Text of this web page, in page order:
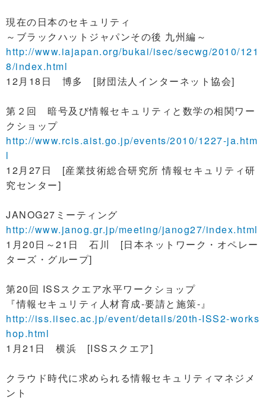
現在の日本のセキュリティ
～ブラックハットジャパンその後 九州編～
http://www.iajapan.org/bukai/isec/secwg/2010/121
8/index.html
12月18日 博多 [財団法人インターネット協会]
第２回 暗号及び情報セキュリティと数学の相関ワー
クショップ
http://www.rcis.aist.go.jp/events/2010/1227-ja.htm
l
12月27日 [産業技術総合研究所 情報セキュリティ研
究センター]
JANOG27ミーティング
http://www.janog.gr.jp/meeting/janog27/index.html
1月20日～21日 石川 [日本ネットワーク・オペレー
ターズ・グループ]
第20回 ISSスクエア水平ワークショップ
『情報セキュリティ人材育成-要請と施策-』
http://iss.iisec.ac.jp/event/details/20th-ISS2-works
hop.html
1月21日 横浜 [ISSスクエア]
クラウド時代に求められる情報セキュリティマネジメ
ント